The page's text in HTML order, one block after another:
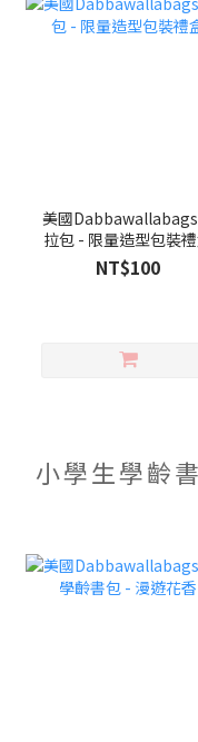
美國
拉包 - 限量造型包裝
NT$100
小學生學齡